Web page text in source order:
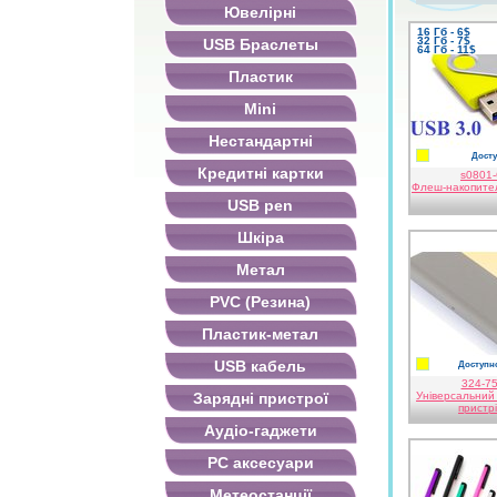
s0801-
Флеш-
жовтий
16 Гб - 6$
32 Гб - 7$
64 Гб - 11$
324-
жовтий
Ювелірні
USB Браслеты
Пластик
Mini
Нестандартні
Кредитні картки
USB pen
Шкіра
Метал
PVC (Резина)
Пластик-метал
USB кабель
Зарядні пристрої
Аудіо-гаджети
PC аксесуари